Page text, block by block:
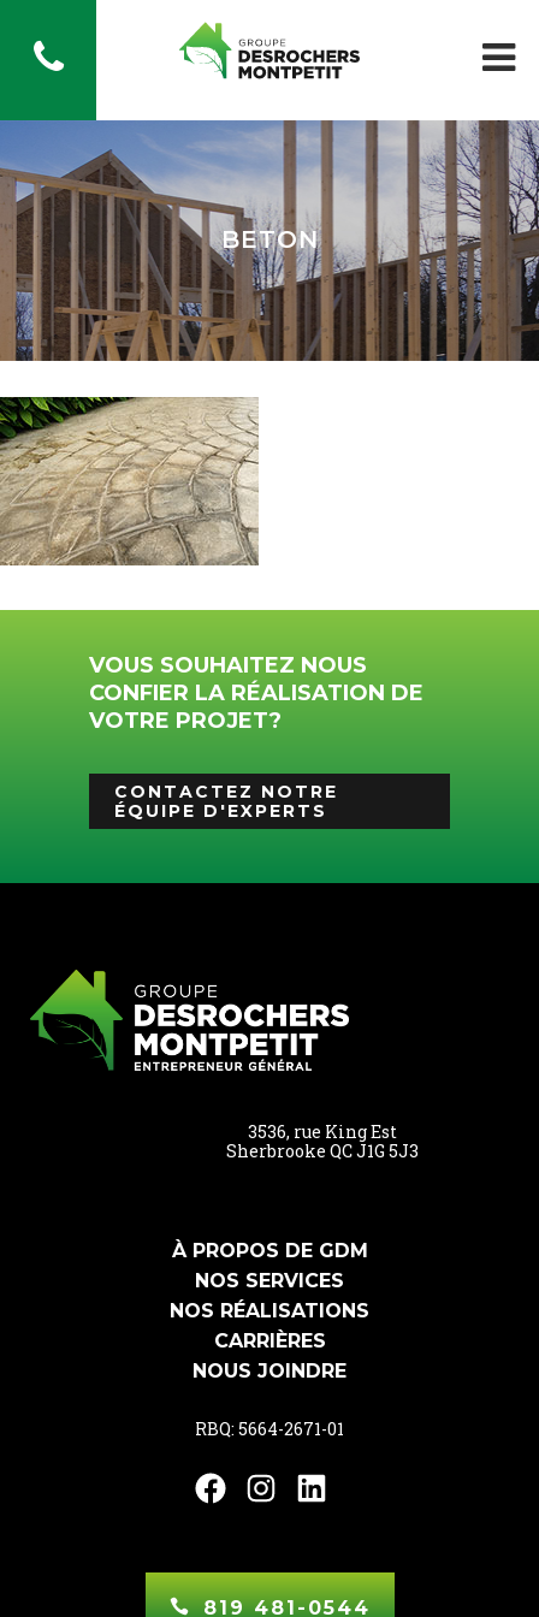
BETON
VOUS SOUHAITEZ NOUS
CONFIER LA RÉALISATION DE
VOTRE PROJET?
CONTACTEZ NOTRE
ÉQUIPE D'EXPERTS
3536, rue King Est
Sherbrooke QC J1G 5J3
À PROPOS DE GDM
NOS SERVICES
NOS RÉALISATIONS
CARRIÈRES
NOUS JOINDRE
RBQ: 5664-2671-01
Facebook
Instagram
LinkedIn
819 481-0544